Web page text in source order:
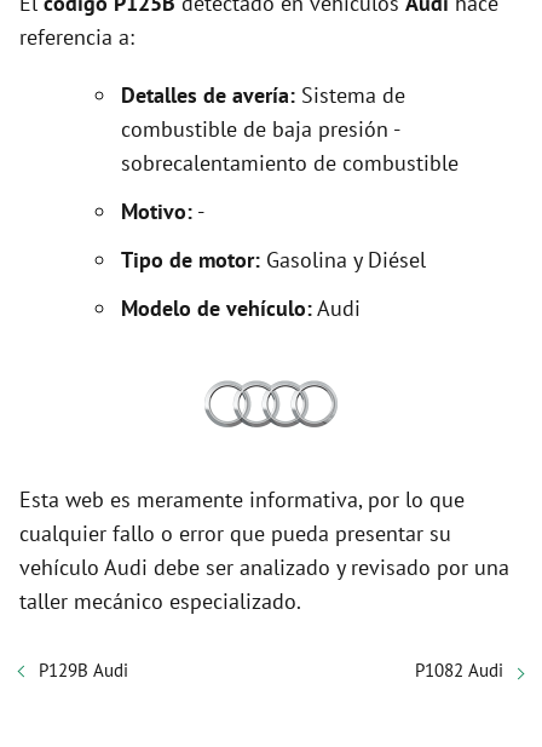
referencia a:
Detalles de avería: Sistema de
combustible de baja presión -
sobrecalentamiento de combustible
Motivo: -
Tipo de motor: Gasolina y Diésel
Modelo de vehículo:Audi
Esta web es meramente informativa, por lo que
cualquier fallo o error que pueda presentar su
vehículo Audi debe ser analizado y revisado por una
taller mecánico especializado.
P129B Audi P1082 Audi